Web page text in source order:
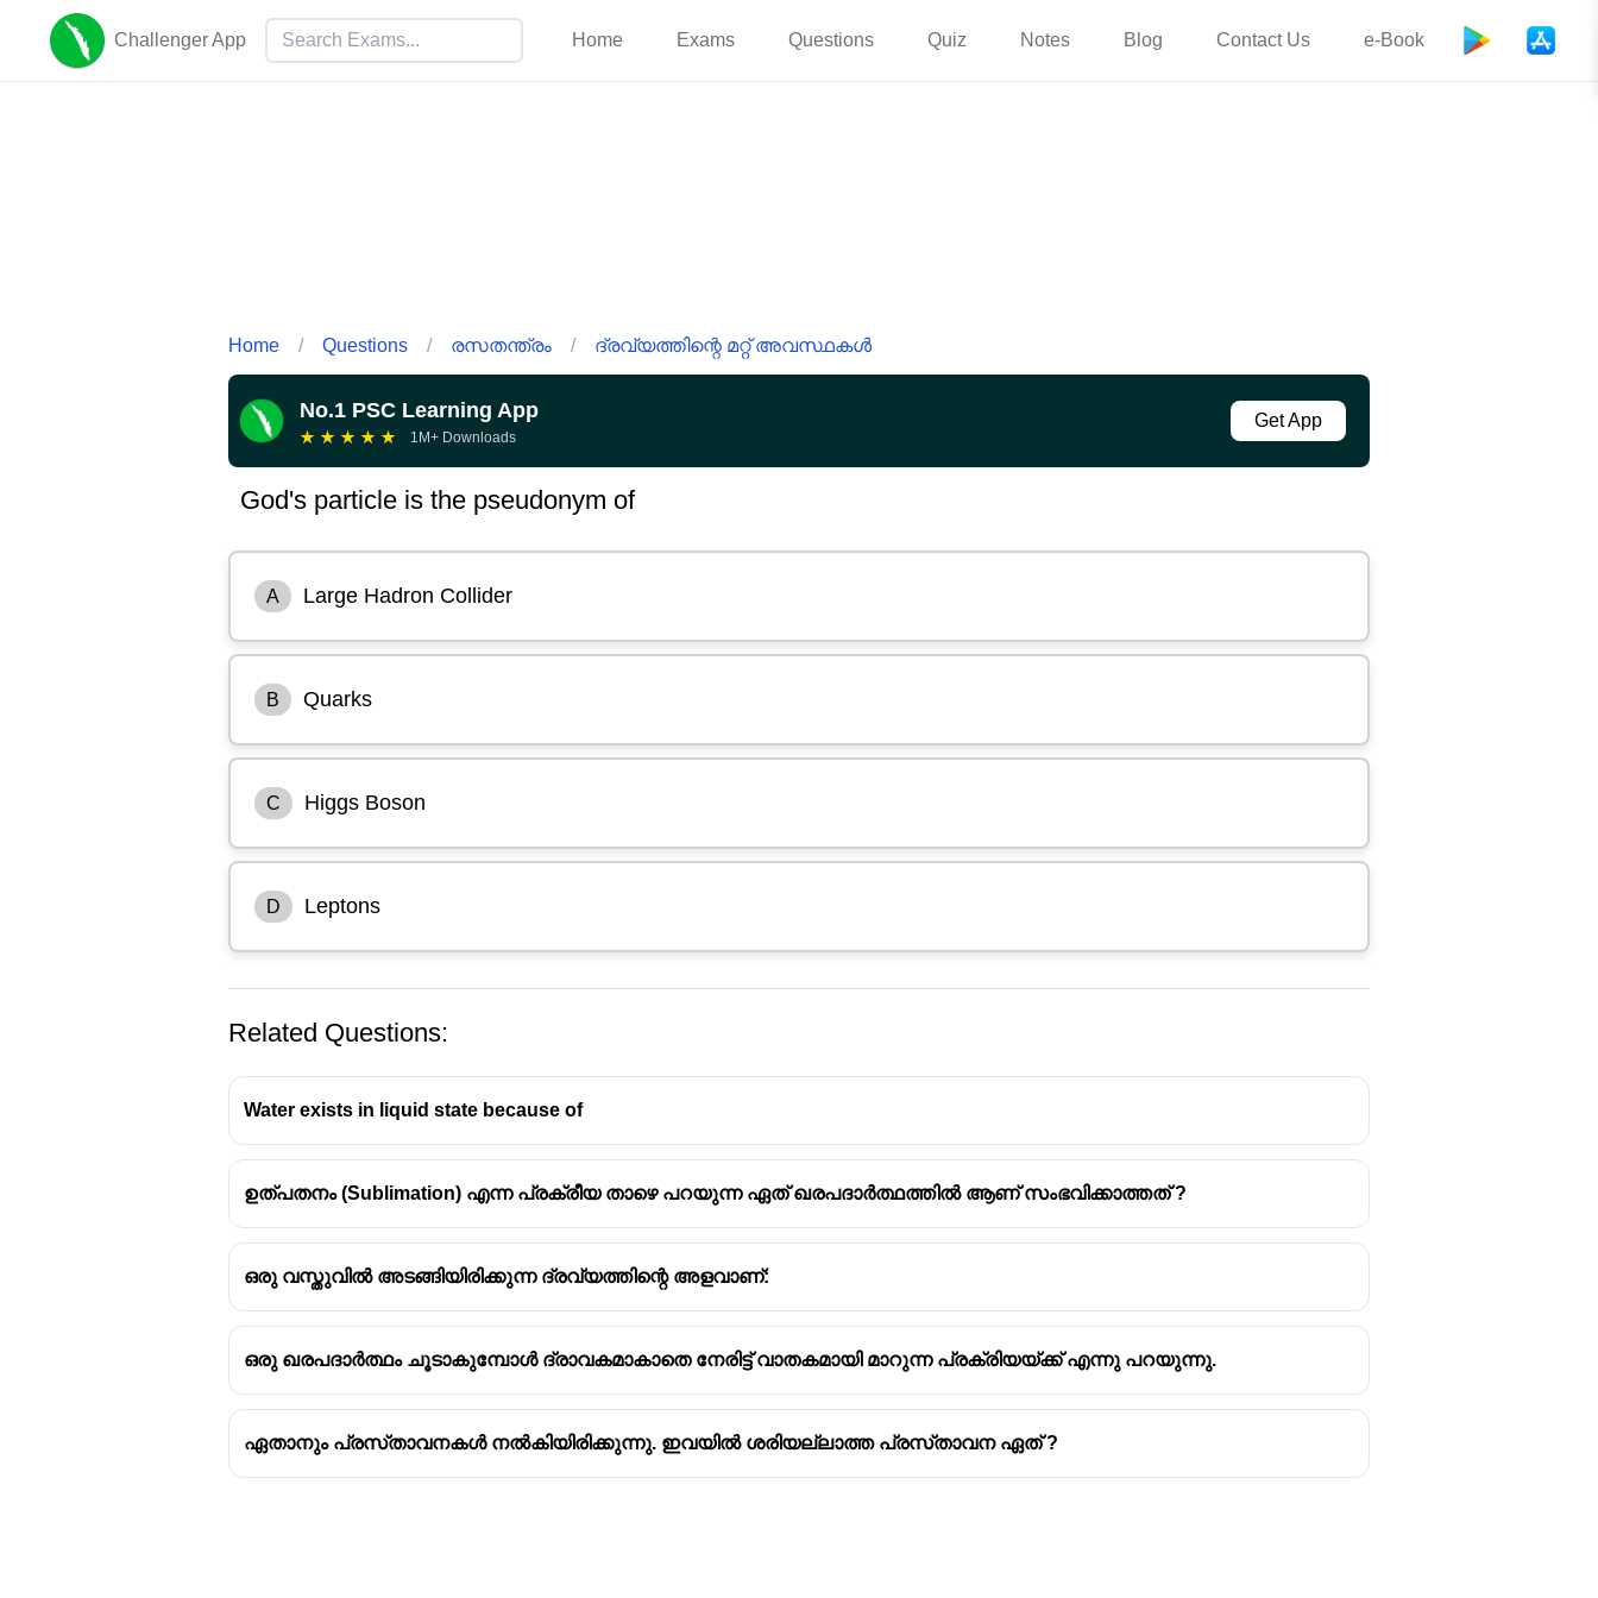
Challenger App Home Exams Questions Quiz Notes Blog Contact Us e-Book
Home / Questions / രസതന്ത്രം / ദ്രവ്യത്തിന്റെ മറ്റ് അവസ്ഥകൾ
No.1 PSC Learning App
★ ★ ★ ★ ★ 1M+ Downloads
Get App
God's particle is the pseudonym of
A Large Hadron Collider
B Quarks
C Higgs Boson
D Leptons
Related Questions:
Water exists in liquid state because of
ഉത്പതനം (Sublimation) എന്ന പ്രക്രീയ താഴെ പറയുന്ന ഏത് ഖരപദാർത്ഥത്തിൽ ആണ് സംഭവിക്കാത്തത് ?
ഒരു വസ്തുവിൽ അടങ്ങിയിരിക്കുന്ന ദ്രവ്യത്തിന്റെ അളവാണ്:
ഒരു ഖരപദാർത്ഥം ചൂടാകുമ്പോൾ ദ്രാവകമാകാതെ നേരിട്ട് വാതകമായി മാറുന്ന പ്രക്രിയയ്ക്ക് എന്നു പറയുന്നു.
ഏതാനും പ്രസ്‌താവനകൾ നൽകിയിരിക്കുന്നു. ഇവയിൽ ശരിയല്ലാത്ത പ്രസ്‌താവന ഏത് ?